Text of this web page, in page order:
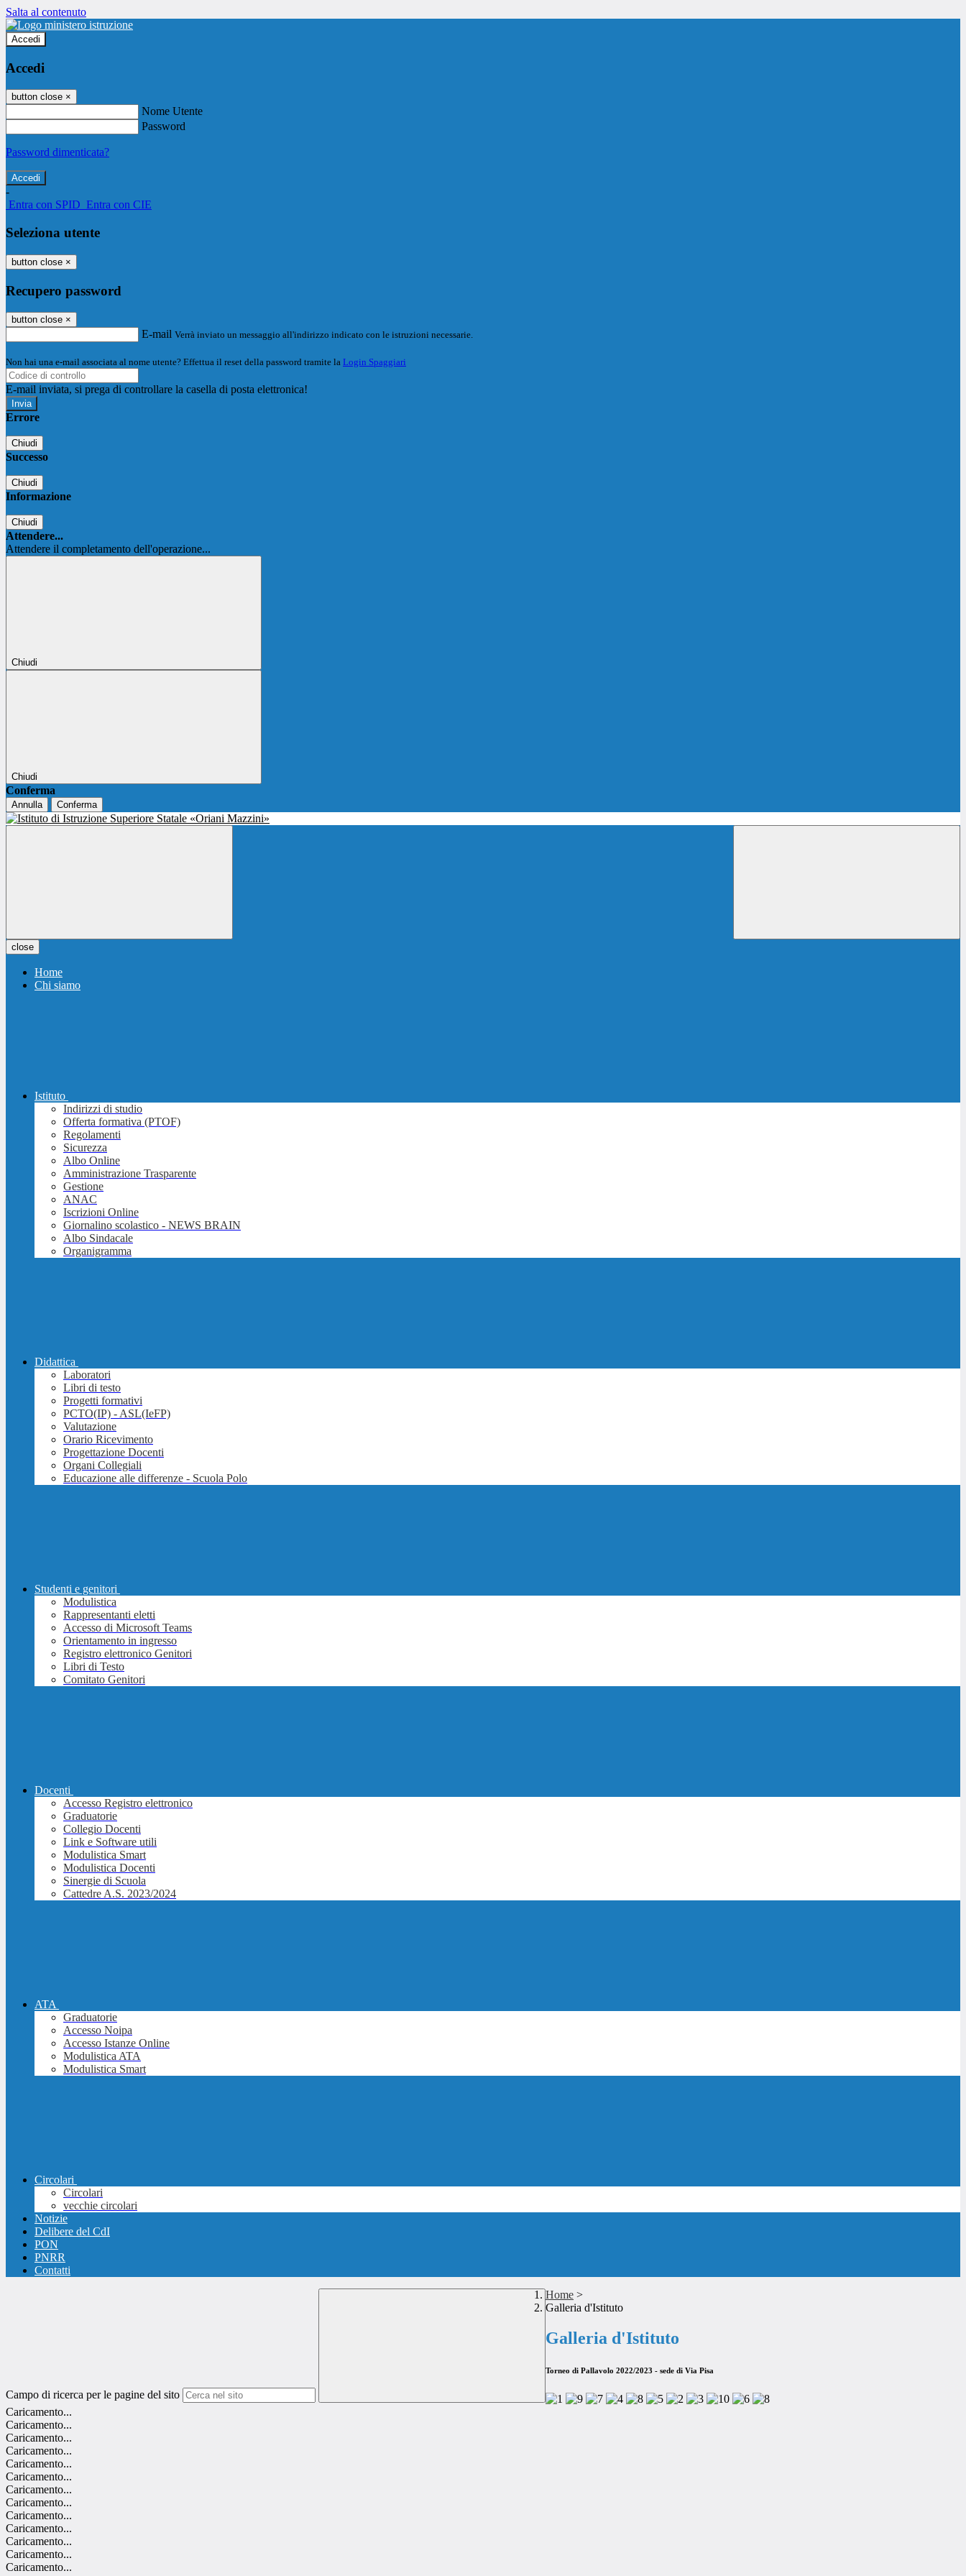
Salta al contenuto
Accedi
Accedi
button close ×
Nome Utente
Password
Password dimenticata?
-
Entra con SPID Entra con CIE
Seleziona utente
button close ×
Recupero password
button close ×
E-mail Verrà inviato un messaggio all'indirizzo indicato con le istruzioni necessarie.
Non hai una e-mail associata al nome utente? Effettua il reset della password tramite la Login Spaggiari
E-mail inviata, si prega di controllare la casella di posta elettronica!
Errore
Chiudi
Successo
Chiudi
Informazione
Chiudi
Attendere...
Attendere il completamento dell'operazione...
Chiudi
Chiudi
Conferma
Annulla Conferma
close
Home
Chi siamo
Istituto
Indirizzi di studio
Offerta formativa (PTOF)
Regolamenti
Sicurezza
Albo Online
Amministrazione Trasparente
Gestione
ANAC
Iscrizioni Online
Giornalino scolastico - NEWS BRAIN
Albo Sindacale
Organigramma
Didattica
Laboratori
Libri di testo
Progetti formativi
PCTO(IP) - ASL(IeFP)
Valutazione
Orario Ricevimento
Progettazione Docenti
Organi Collegiali
Educazione alle differenze - Scuola Polo
Studenti e genitori
Modulistica
Rappresentanti eletti
Accesso di Microsoft Teams
Orientamento in ingresso
Registro elettronico Genitori
Libri di Testo
Comitato Genitori
Docenti
Accesso Registro elettronico
Graduatorie
Collegio Docenti
Link e Software utili
Modulistica Smart
Modulistica Docenti
Sinergie di Scuola
Cattedre A.S. 2023/2024
ATA
Graduatorie
Accesso Noipa
Accesso Istanze Online
Modulistica ATA
Modulistica Smart
Circolari
Circolari
vecchie circolari
Notizie
Delibere del CdI
PON
PNRR
Contatti
Campo di ricerca per le pagine del sito
Home >
Galleria d'Istituto
Galleria d'Istituto
Torneo di Pallavolo 2022/2023 - sede di Via Pisa
Caricamento...
Caricamento...
Caricamento...
Caricamento...
Caricamento...
Caricamento...
Caricamento...
Caricamento...
Caricamento...
Caricamento...
Caricamento...
Caricamento...
Caricamento...